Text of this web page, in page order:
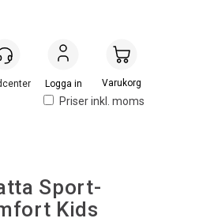
Priser inkl. moms
Logga in Handlevogn
Sport-
Kids